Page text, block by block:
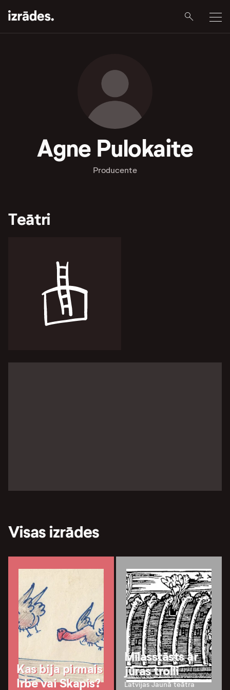
Agne Pulokaite
Producente
Teātri
Visas izrādes
Kas bija pirmais
Irbe vai Skapis?
Mīlasstāsts ar
jūras trolli
Latvijas Jaunā teātra